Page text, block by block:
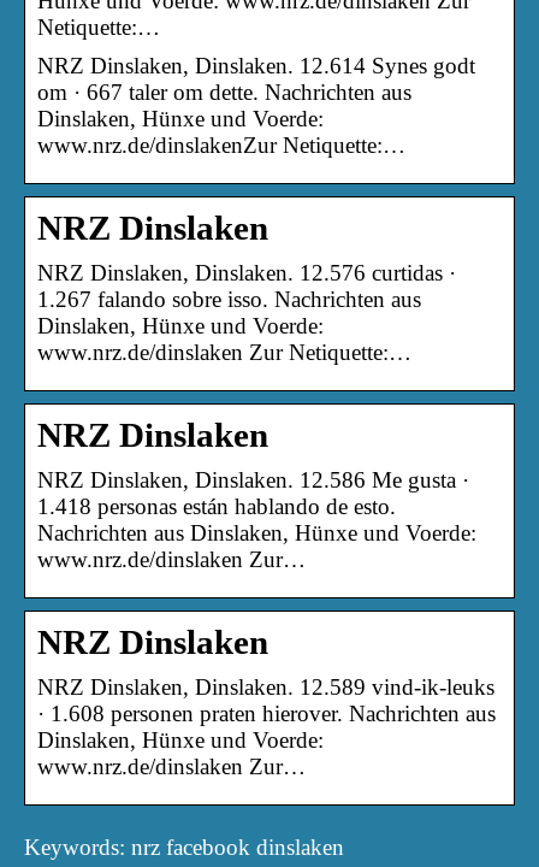
Netiquette:…
NRZ Dinslaken, Dinslaken. 12.614 Synes godt
om · 667 taler om dette. Nachrichten aus
Dinslaken, Hünxe und Voerde:
www.nrz.de/dinslakenZur Netiquette:…
NRZ Dinslaken
NRZ Dinslaken, Dinslaken. 12.576 curtidas ·
1.267 falando sobre isso. Nachrichten aus
Dinslaken, Hünxe und Voerde:
www.nrz.de/dinslaken Zur Netiquette:…
NRZ Dinslaken
NRZ Dinslaken, Dinslaken. 12.586 Me gusta ·
1.418 personas están hablando de esto.
Nachrichten aus Dinslaken, Hünxe und Voerde:
www.nrz.de/dinslaken Zur…
NRZ Dinslaken
NRZ Dinslaken, Dinslaken. 12.589 vind-ik-leuks
· 1.608 personen praten hierover. Nachrichten aus
Dinslaken, Hünxe und Voerde:
www.nrz.de/dinslaken Zur…
Keywords: nrz facebook dinslaken